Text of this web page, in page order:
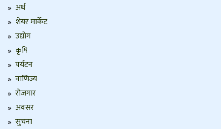
अर्थ
शेयर मार्केट
उद्योग
कृषि
पर्यटन
वाणिज्य
रोजगार
अवसर
सुचना